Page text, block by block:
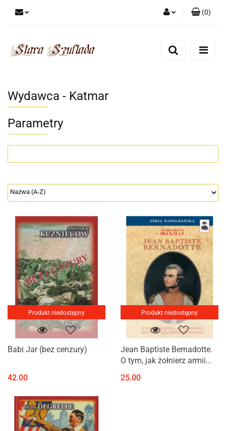
Zarejestruj się
(0)
Wydawca - Katmar
Parametry
Produkt niedostępny
Babi Jar (bez cenzury)
42.00
Produkt niedostępny
Jean Baptiste Bernadotte.
O tym, jak żołnierz armii
tronu szwedzkiego
25.00